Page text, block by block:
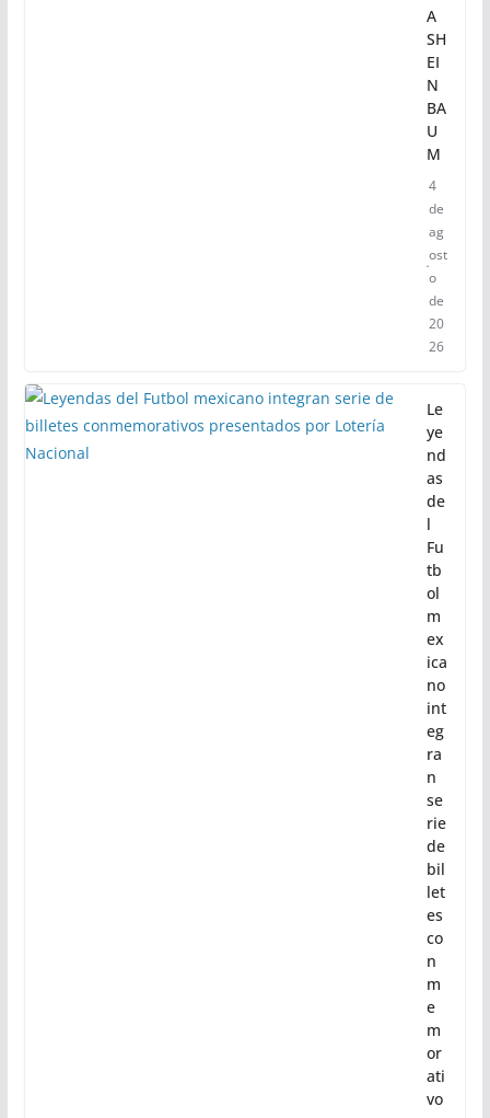
ES
ID
EN
TA
CL
AU
DI
A
SH
EI
N
BA
U
M
4
ost
o
de
20
26
Le
ye
nd
as
de
l
Fu
tb
ol
m
ex
ica
no
int
eg
ra
n
se
rie
de
bil
let
es
co